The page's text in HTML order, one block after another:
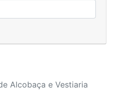
Alcobaça e Vestiaria